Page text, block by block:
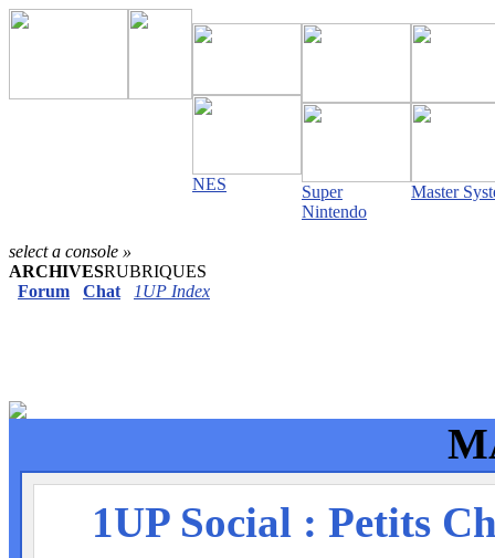
NES
Super
Nintendo
Master
select a console »
ARCHIVESRUBRIQUES
Forum
Chat 1UP Index
1UP Social : Petits